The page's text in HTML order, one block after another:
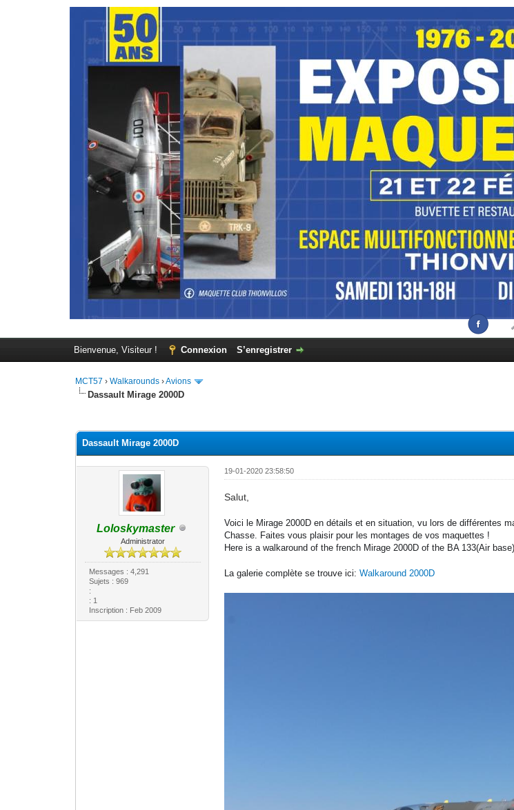
Bienvenue, Visiteur ! Connexion S’enregistrer
MCT57 ›Walkarounds ›Avions
Dassault Mirage 2000D
Dassault Mirage 2000D
Loloskymaster
Administrator
Messages : 4,291
Sujets : 969
:
: 1
Inscription : Feb 2009
19-01-2020 23:58:50
Salut,
Voici le Mirage 2000D en détails et en situation, vu lors de différentes
Chasse. Faites vous plaisir pour les montages de vos maquettes !
Here is a walkaround of the french Mirage 2000D of the BA 133(Air
La galerie complète se trouve ici:Walkaround 2000D